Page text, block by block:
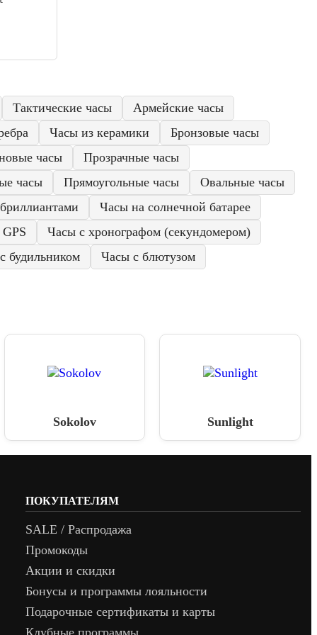
Тактические часы
Армейские часы
Часы из керамики
Бронзовые часы
часы
Прозрачные часы
часы Прямоугольные часы
Овальные часы
Часы на солнечной батарее
Часы с хронографом (секундомером)
будильником Часы с блютузом
Sokolov Sunlight
ПОКУПАТЕЛЯМ
SALE / Распродажа
Промокоды
Акции и скидки
Бонусы и программы лояльности
Подарочные сертификаты и карты
Клубные программы